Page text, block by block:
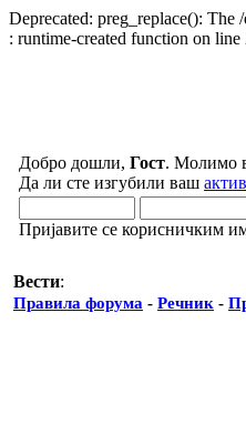
Deprecated: preg_replace(): The
: runtime-created function on line
Добро дошли, Гост. Молимо
Да ли сте изгубили ваш
Пријавите се корисничким
Вести:
Правила форума - Речник -